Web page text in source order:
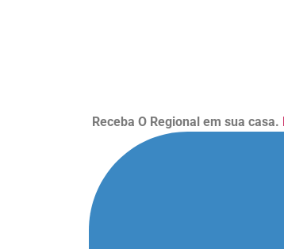
Receba O Regional em sua casa.